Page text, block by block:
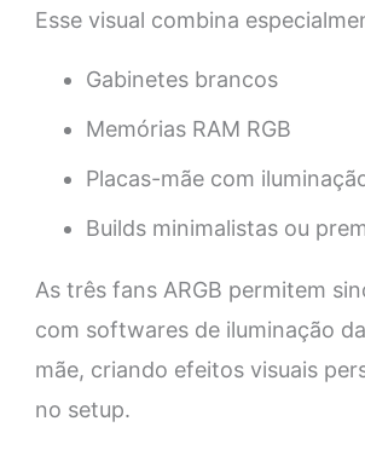
Esse visual combina
Gabinetes brancos
Memórias RAM RGB
Placas-mãe com
Builds minimalistas ou
As três fans ARGB permitem
com softwares de iluminação
mãe, criando efeitos visuais
no setup.